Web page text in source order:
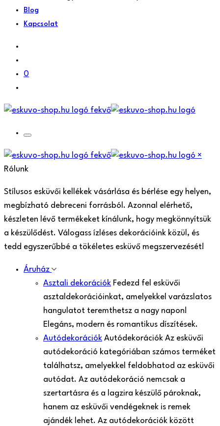
Blog
Kapcsolat
0
×
Rólunk
Stílusos esküvői kellékek vásárlása és bérlése egy helyen,
megbízható debreceni forrásból. Azonnal elérhető,
készleten lévő termékeket kínálunk, hogy megkönnyítsük
a készülődést. Válogass ízléses dekorációink közül, és
tedd egyszerűbbé a tökéletes esküvő megszervezését!
Áruház
Asztali dekorációk Fedezd fel esküvői
asztaldekorációinkat, amelyekkel varázslatos
hangulatot teremthetsz a nagy napon!
Elegáns, modern és romantikus díszítések.
Autódekorációk Autódekorációk Az esküvői
autódekoráció kategóriában számos terméket
találhatsz, amelyekkel feldobhatod az esküvői
autódat. Az autódekoráció nemcsak a
szertartásra és a lagzira készülő pároknak,
hanem az esküvői vendégeknek is remek
ajándék lehet. Az autódekorációk között